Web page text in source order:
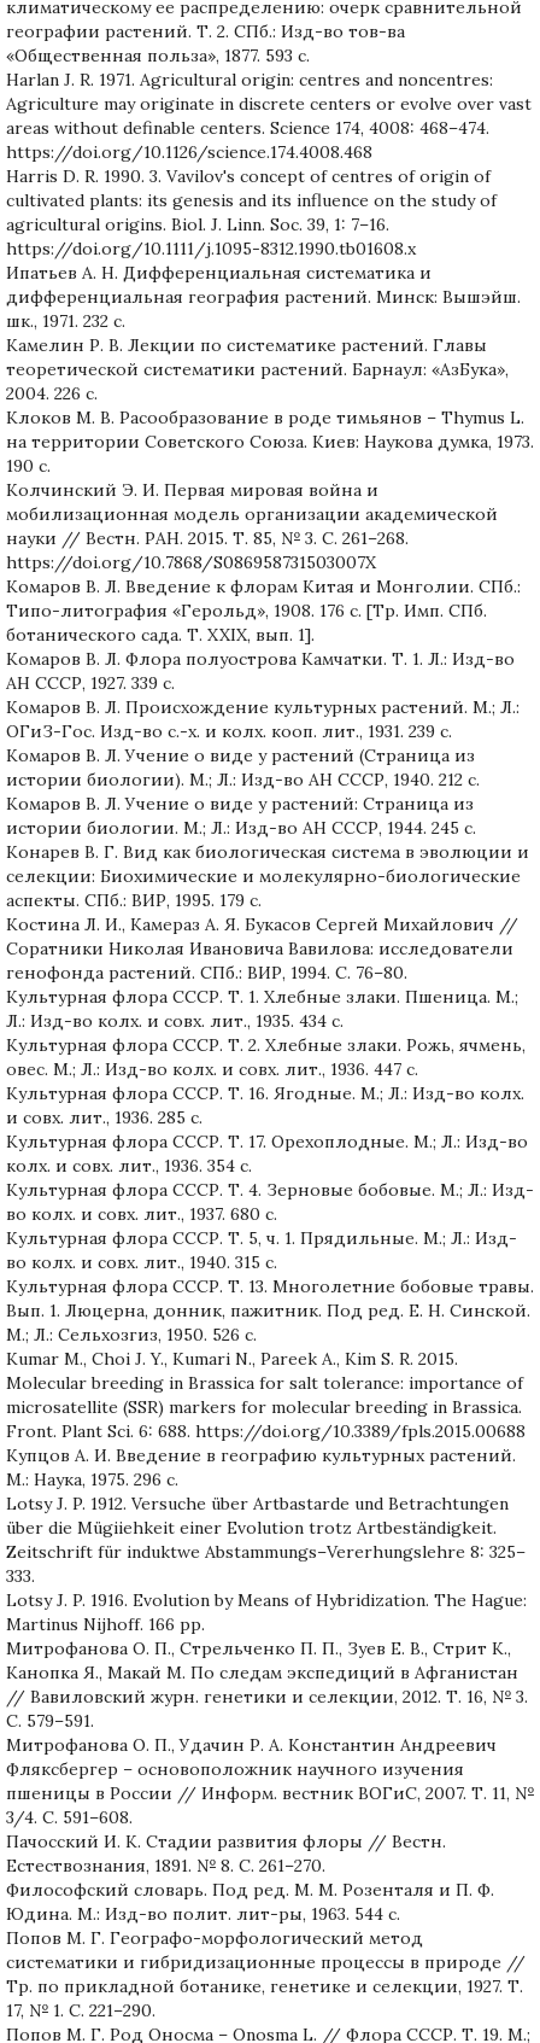
климатическому ее распределению: очерк сравнительной
географии растений. Т. 2. СПб.: Изд-во тов-ва
«Общественная польза», 1877. 593 с.
Harlan J. R. 1971. Agricultural origin: centres and noncentres:
Agriculture may originate in discrete centers or evolve over vast
areas without definable centers. Science 174, 4008: 468–474.
https://doi.org/10.1126/science.174.4008.468
Harris D. R. 1990. 3. Vavilov's concept of centres of origin of
cultivated plants: its genesis and its influence on the study of
agricultural origins. Biol. J. Linn. Soc. 39, 1: 7–16.
https://doi.org/10.1111/j.1095-8312.1990.tb01608.x
Ипатьев А. Н. Дифференциальная систематика и
дифференциальная география растений. Минск: Вышэйш.
шк., 1971. 232 с.
Камелин Р. В. Лекции по систематике растений. Главы
теоретической систематики растений. Барнаул: «АзБука»,
2004. 226 с.
Клоков М. В. Расообразование в роде тимьянов – Thymus L.
на территории Советского Союза. Киев: Наукова думка, 1973.
190 с.
Колчинский Э. И. Первая мировая война и
мобилизационная модель организации академической
науки // Вестн. РАН. 2015. Т. 85, № 3. С. 261–268.
https://doi.org/10.7868/S086958731503007X
Комаров В. Л. Введение к флорам Китая и Монголии. СПб.:
Типо-литография «Герольд», 1908. 176 с. [Тр. Имп. СПб.
ботанического сада. Т. XXIX, вып. 1].
Комаров В. Л. Флора полуострова Камчатки. Т. 1. Л.: Изд-во
АН СССР, 1927. 339 с.
Комаров В. Л. Происхождение культурных растений. М.; Л.:
ОГиЗ-Гос. Изд-во с.-х. и колх. кооп. лит., 1931. 239 с.
Комаров В. Л. Учение о виде у растений (Страница из
истории биологии). М.; Л.: Изд-во АН СССР, 1940. 212 с.
Комаров В. Л. Учение о виде у растений: Страница из
истории биологии. М.; Л.: Изд-во АН СССР, 1944. 245 с.
Конарев В. Г. Вид как биологическая система в эволюции и
селекции: Биохимические и молекулярно-биологические
аспекты. СПб.: ВИР, 1995. 179 с.
Костина Л. И., Камераз А. Я. Букасов Сергей Михайлович //
Соратники Николая Ивановича Вавилова: исследователи
генофонда растений. СПб.: ВИР, 1994. С. 76–80.
Культурная флора СССР. Т. 1. Хлебные злаки. Пшеница. М.;
Л.: Изд-во колх. и совх. лит., 1935. 434 с.
Культурная флора СССР. Т. 2. Хлебные злаки. Рожь, ячмень,
овес. М.; Л.: Изд-во колх. и совх. лит., 1936. 447 с.
Культурная флора СССР. Т. 16. Ягодные. М.; Л.: Изд-во колх.
и совх. лит., 1936. 285 с.
Культурная флора СССР. Т. 17. Орехоплодные. М.; Л.: Изд-во
колх. и совх. лит., 1936. 354 с.
Культурная флора СССР. Т. 4. Зерновые бобовые. М.; Л.: Изд-
во колх. и совх. лит., 1937. 680 с.
Культурная флора СССР. Т. 5, ч. 1. Прядильные. М.; Л.: Изд-
во колх. и совх. лит., 1940. 315 с.
Культурная флора СССР. Т. 13. Многолетние бобовые травы.
Вып. 1. Люцерна, донник, пажитник. Под ред. Е. Н. Синской.
М.; Л.: Сельхозгиз, 1950. 526 с.
Kumar M., Choi J. Y., Kumari N., Pareek A., Kim S. R. 2015.
Molecular breeding in Brassica for salt tolerance: importance of
microsatellite (SSR) markers for molecular breeding in Brassica.
Front. Plant Sci. 6: 688. https://doi.org/10.3389/fpls.2015.00688
Купцов А. И. Введение в географию культурных растений.
М.: Наука, 1975. 296 с.
Lotsy J. P. 1912. Versuche über Artbastarde und Betrachtungen
über die Mügiiehkeit einer Evolution trotz Artbeständigkeit.
Zeitschrift für induktwe Abstammungs–Vererhungslehre 8: 325–
333.
Lotsy J. P. 1916. Evolution by Means of Hybridization. The Hague:
Martinus Nijhoff. 166 pp.
Митрофанова О. П., Стрельченко П. П., Зуев Е. В., Стрит К.,
Канопка Я., Макай М. По следам экспедиций в Афганистан
// Вавиловский журн. генетики и селекции, 2012. Т. 16, № 3.
С. 579–591.
Митрофанова О. П., Удачин Р. А. Константин Андреевич
Фляксбергер – основоположник научного изучения
пшеницы в России // Информ. вестник ВОГиС, 2007. Т. 11, №
3/4. С. 591–608.
Пачосский И. К. Стадии развития флоры // Вестн.
Естествознания, 1891. № 8. С. 261–270.
Философский словарь. Под ред. М. М. Розенталя и П. Ф.
Юдина. М.: Изд-во полит. лит-ры, 1963. 544 с.
Попов М. Г. Географо-морфологический метод
систематики и гибридизационные процессы в природе //
Тр. по прикладной ботанике, генетике и селекции, 1927. Т.
17, № 1. С. 221–290.
Попов М. Г. Род Оносма – Onosma L. // Флора СССР. Т. 19. М.;